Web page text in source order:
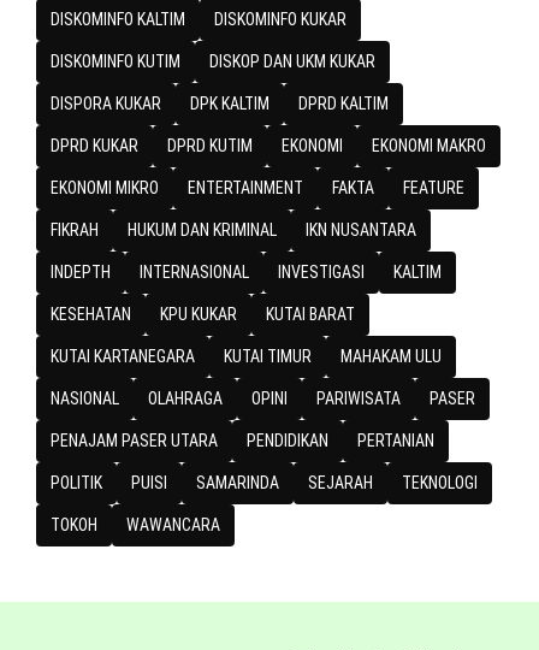
DISKOMINFO KALTIM DISKOMINFO KUKAR
DISKOMINFO KUTIM DISKOP DAN UKM KUKAR
DISPORA KUKAR DPK KALTIM DPRD KALTIM
DPRD KUKAR DPRD KUTIM EKONOMI EKONOMI MAKRO
EKONOMI MIKRO ENTERTAINMENT FAKTA FEATURE
FIKRAH HUKUM DAN KRIMINAL IKN NUSANTARA
INDEPTH INTERNASIONAL INVESTIGASI KALTIM
KESEHATAN KPU KUKAR KUTAI BARAT
KUTAI KARTANEGARA KUTAI TIMUR MAHAKAM ULU
NASIONAL OLAHRAGA OPINI PARIWISATA PASER
PENAJAM PASER UTARA PENDIDIKAN PERTANIAN
POLITIK PUISI SAMARINDA SEJARAH TEKNOLOGI
TOKOH WAWANCARA